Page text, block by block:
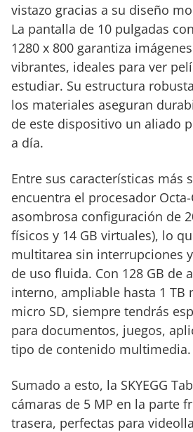
vistazo gracias a su diseño
La pantalla de 10 pulgadas
1280 x 800 garantiza
vibrantes, ideales para ver
estudiar. Su estructura
los materiales aseguran
de este dispositivo un aliado
a día.
Entre sus características más
encuentra el procesador Octa-
asombrosa configuración de
físicos y 14 GB virtuales), lo
multitarea sin interrupciones
de uso fluida. Con 128 GB de
interno, ampliable hasta 1 TB
micro SD, siempre tendrás
para documentos, juegos,
tipo de contenido multimedia.
Sumado a esto, la SKYEGG
cámaras de 5 MP en la parte
trasera, perfectas para